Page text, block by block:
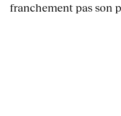
franchement pas son